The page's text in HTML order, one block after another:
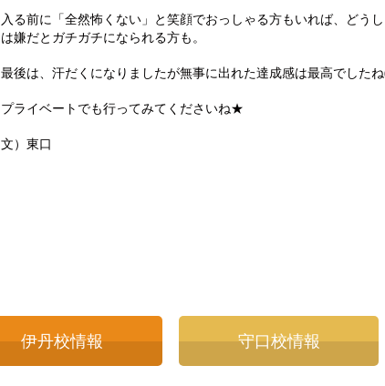
入る前に「全然怖くない」と笑顔でおっしゃる方もいれば、どう
は嫌だとガチガチになられる方も。
最後は、汗だくになりましたが無事に出れた達成感は最高でした
プライベートでも行ってみてくださいね★
文）東口
伊丹校情報 守口校情報